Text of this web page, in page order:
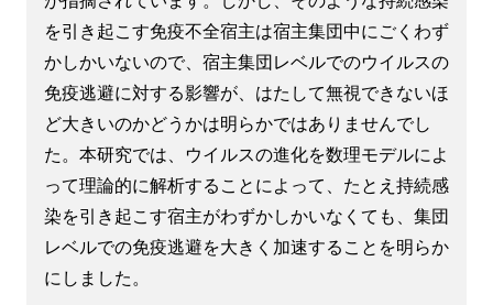
を引き起こす免疫不全宿主は宿主集団中にごくわず
かしかいないので、宿主集団レベルでのウイルスの
免疫逃避に対する影響が、はたして無視できないほ
ど大きいのかどうかは明らかではありませんでし
た。本研究では、ウイルスの進化を数理モデルによ
って理論的に解析することによって、たとえ持続感
染を引き起こす宿主がわずかしかいなくても、集団
レベルでの免疫逃避を大きく加速することを明らか
にしました。